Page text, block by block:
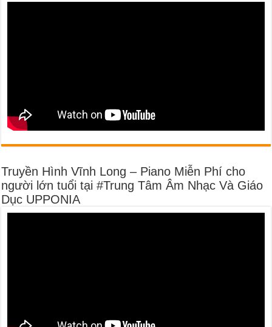
Truyền Hình Vĩnh Long – Piano Miễn Phí cho
người lớn tuổi tại #Trung Tâm Âm Nhạc Và Giáo
Dục UPPONIA